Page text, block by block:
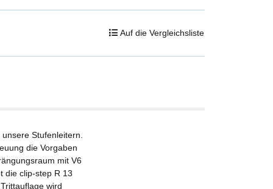
Auf die Vergleichsliste
Stufenleitern.
die Vorgaben
mit V6
die clip-step R 13
wird